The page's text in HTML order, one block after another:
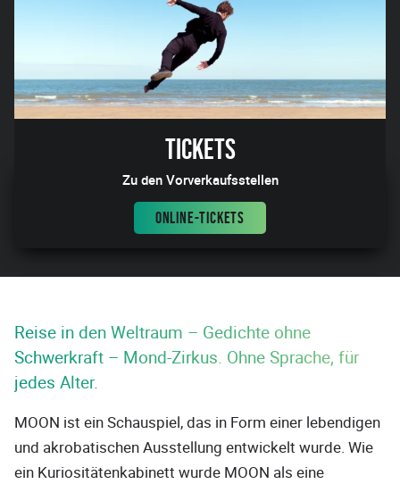
Tickets
Zu den Vorverkaufsstellen
ONLINE-TICKETS
Reise in den Weltraum – Gedichte ohne
Schwerkraft – Mond-Zirkus. Ohne Sprache, für
jedes Alter.
MOON ist ein Schauspiel, das in Form einer lebendigen
und akrobatischen Ausstellung entwickelt wurde. Wie
ein Kuriositätenkabinett wurde MOON als eine